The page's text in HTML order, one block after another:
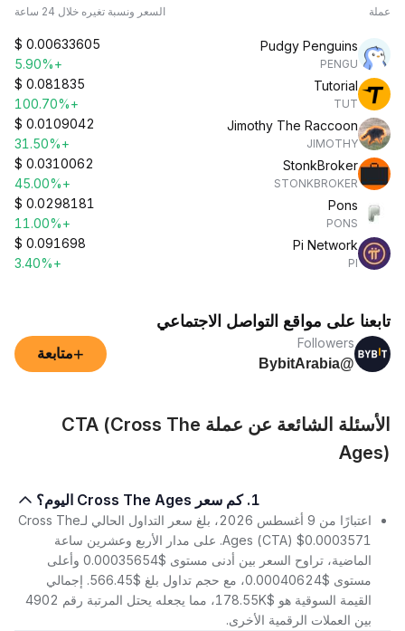
عملة السعر ونسبة تغيره خلال 24 ساعة
Pudgy Penguins
PENGU
$ 0.00633605
+5.90%
Tutorial
TUT
$ 0.081835
+100.70%
Jimothy The Raccoon
JIMOTHY
$ 0.0109042
+31.50%
StonkBroker
STONKBROKER
$ 0.0310062
+45.00%
Pons
PONS
$ 0.0298181
+11.00%
Pi Network
PI
$ 0.091698
+3.40%
تابعنا على مواقع التواصل الاجتماعي
Followers
@BybitArabia
+متابعة
الأسئلة الشائعة عن عملة CTA (Cross The
Ages)
1. كم سعر Cross The Ages اليوم؟
اعتبارًا من 9 أغسطس 2026، بلغ سعر التداول الحالي لـCross The
Ages (CTA) $0.0003571. على مدار الأربع وعشرين ساعة
الماضية، تراوح السعر بين أدنى مستوى $0.00035654 وأعلى
مستوى $0.00040624، مع حجم تداول بلغ $566.45. إجمالي
القيمة السوقية هو $178.55K، مما يجعله يحتل المرتبة رقم 4902
بين العملات الرقمية الأخرى.